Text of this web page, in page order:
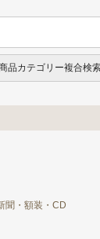
品カテゴリー複合検
聞・額装・CD